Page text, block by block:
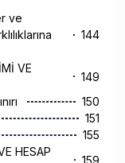
ve
144
VE
149
150
151
155
HESAP
159